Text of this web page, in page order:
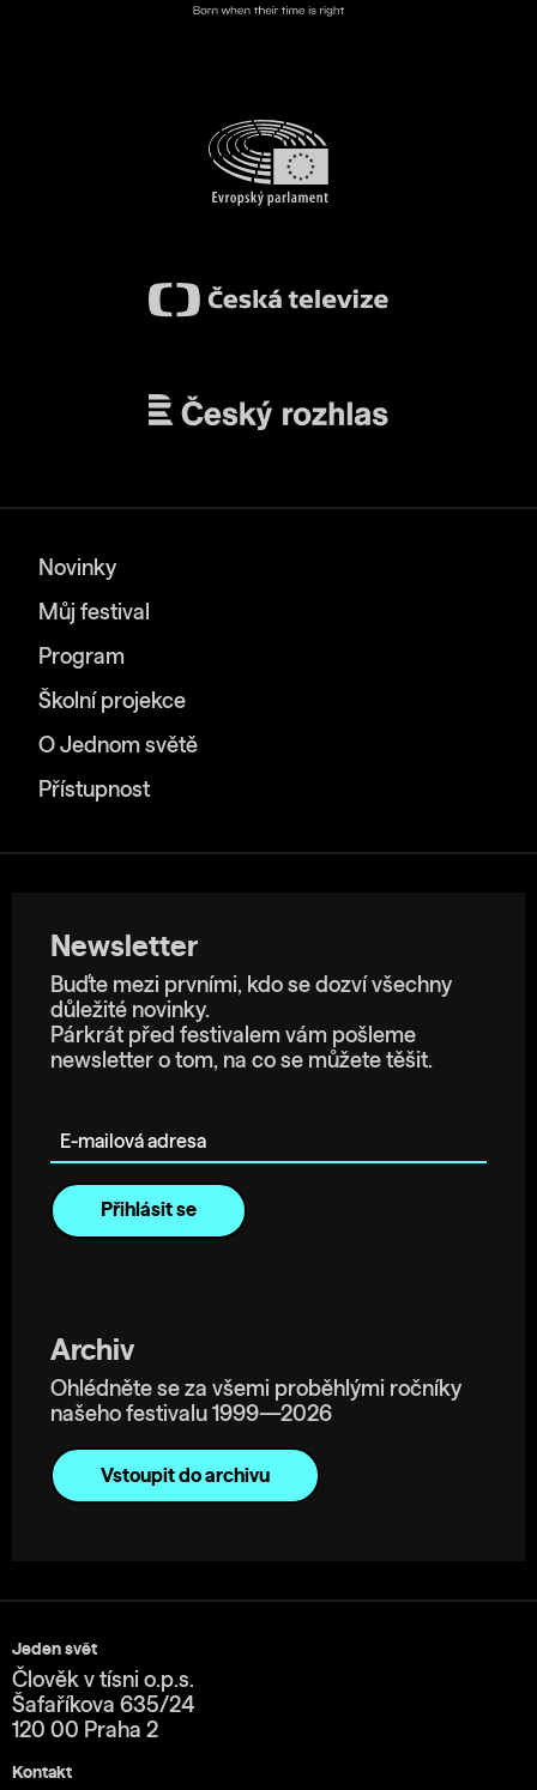
Novinky
Můj festival
Program
Školní projekce
O Jednom světě
Přístupnost
Newsletter
Buďte mezi prvními, kdo se dozví všechny
důležité novinky.
Párkrát před festivalem vám pošleme
newsletter o tom, na co se můžete těšit.
Archiv
Ohlédněte se za všemi proběhlými ročníky
našeho festivalu 1999—2026
Vstoupit do archivu
Jeden svět
Člověk v tísni o.p.s.
Šafaříkova 635/24
120 00 Praha 2
Kontakt